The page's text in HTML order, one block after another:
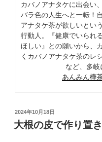
カバノアナタケに出会い
バラ色の人生へと一転！
アナタケ茶が欲しいとい
行動人。『健康でいられ
ほしい』との願いから、
くカバノアナタケ茶のレ
など、多岐
あんみん樺
投
稿
日:
2024年10月18日
大根の皮で作り置